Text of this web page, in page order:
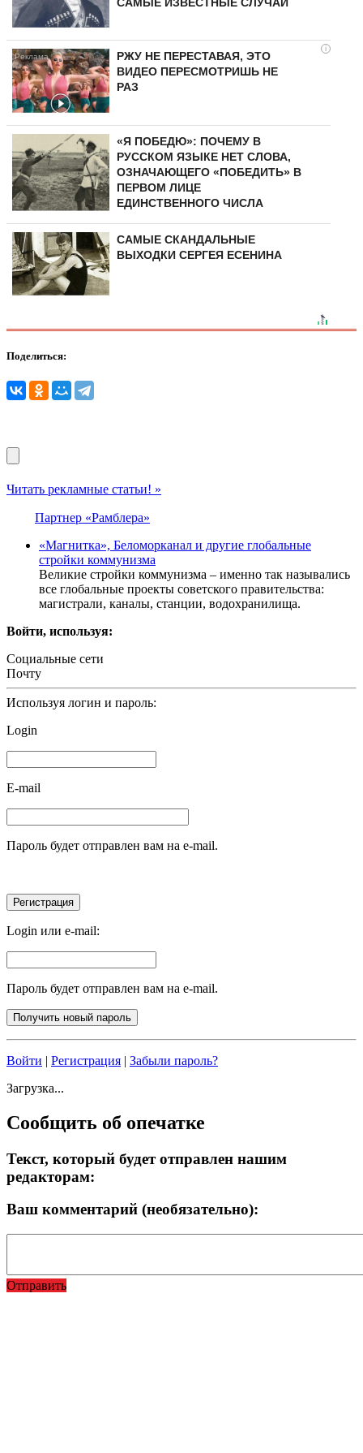
i
РЖУ НЕ ПЕРЕСТАВАЯ, ЭТО
ВИДЕО ПЕРЕСМОТРИШЬ НЕ
РАЗ
«Я ПОБЕДЮ»: ПОЧЕМУ В
РУССКОМ ЯЗЫКЕ НЕТ СЛОВА,
ОЗНАЧАЮЩЕГО «ПОБЕДИТЬ» В
ПЕРВОМ ЛИЦЕ
ЕДИНСТВЕННОГО ЧИСЛА
САМЫЕ СКАНДАЛЬНЫЕ
ВЫХОДКИ СЕРГЕЯ ЕСЕНИНА
Поделиться:
Читать рекламные статьи! »
Партнер «Рамблера»
«Магнитка», Беломорканал и другие глобальные
стройки коммунизма
Великие стройки коммунизма – именно так назывались
все глобальные проекты советского правительства:
магистрали, каналы, станции, водохранилища.
Войти, используя:
Социальные сети
Почту
Используя логин и пароль:
Login
E-mail
Пароль будет отправлен вам на e-mail.
Login или e-mail:
Пароль будет отправлен вам на e-mail.
Войти | Регистрация | Забыли пароль?
Загрузка...
Сообщить об опечатке
Текст, который будет отправлен нашим
редакторам:
Ваш комментарий (необязательно):
Отправить